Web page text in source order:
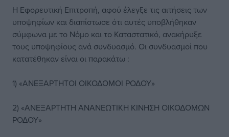
Η Εφορευτική Επιτροπή, αφού έλεγξε τις αιτήσεις των
υποψηφίων και διαπίστωσε ότι αυτές υποβλήθηκαν
σύμφωνα με το Νόμο και το Καταστατικό, ανακήρυξε
τους υποψηφίους ανά συνδυασμό. Οι συνδυασμοί που
κατατέθηκαν είναι οι παρακάτω :
1) «ΑΝΕΞΑΡΤΗΤΟΙ ΟΙΚΟΔΟΜΟΙ ΡΟΔΟΥ»
2) «ΑΝΕΞΑΡΤΗΤΗ ΑΝΑΝΕΩΤΙΚΗ ΚΙΝΗΣΗ ΟΙΚΟΔΟΜΩΝ
ΡΟΔΟΥ»